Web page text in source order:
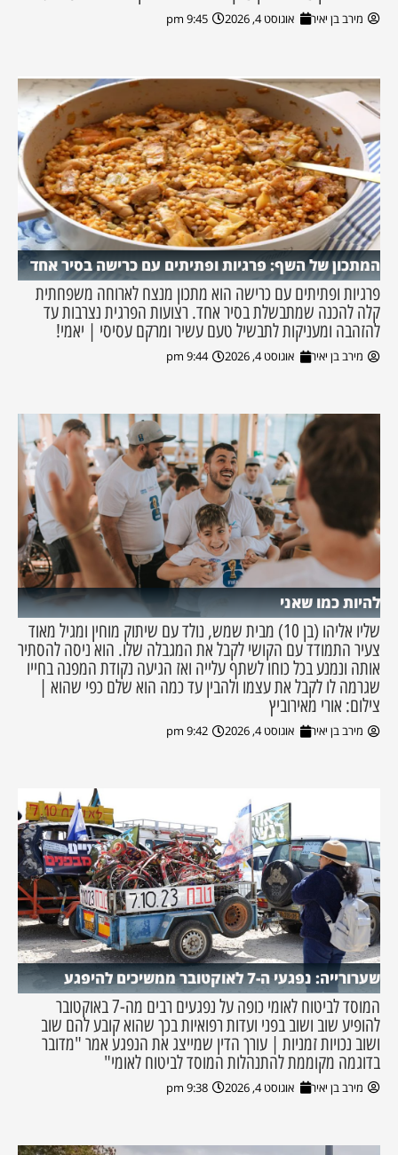
מירב בן יאיר אוגוסט 4, 2026 9:45 pm
המתכון של השף: פרגיות ופתיתים עם כרישה בסיר אחד
פרגיות ופתיתים עם כרישה הוא מתכון מנצח לארוחה משפחתית
קלה להכנה שמתבשלת בסיר אחד. רצועות הפרגית נצרבות עד
להזהבה ומעניקות לתבשיל טעם עשיר ומרקם עסיסי | יאמי!
מירב בן יאיר אוגוסט 4, 2026 9:44 pm
להיות כמו שאני
שליו אליהו (בן 10) מבית שמש, נולד עם שיתוק מוחין ומגיל מאוד
צעיר התמודד עם הקושי לקבל את המגבלה שלו. הוא ניסה להסתיר
אותה ונמנע בכל כוחו לשתף עלייה ואז הגיעה נקודת המפנה בחייו
שגרמה לו לקבל את עצמו ולהבין עד כמה הוא שלם כפי שהוא |
צילום: אורי מאירוביץ
מירב בן יאיר אוגוסט 4, 2026 9:42 pm
שערורייה: נפגעי ה-7 לאוקטובר ממשיכים להיפגע
המוסד לביטוח לאומי כופה על נפגעים רבים מה-7 באוקטובר
להופיע שוב ושוב בפני ועדות רפואיות בכך שהוא קובע להם שוב
ושוב נכויות זמניות | עורך הדין שמייצג את הנפגע אמר "מדובר
בדוגמה מקוממת להתנהלות המוסד לביטוח לאומי"
מירב בן יאיר אוגוסט 4, 2026 9:38 pm